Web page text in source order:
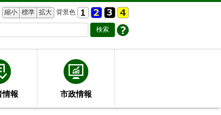
縮小 標準 拡大 背景色
情報 市政情報